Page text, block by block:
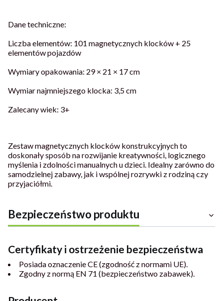
Dane techniczne:
Liczba elementów: 101 magnetycznych klocków + 25
elementów pojazdów
Wymiary opakowania: 29 × 21 × 17 cm
Wymiar najmniejszego klocka: 3,5 cm
Zalecany wiek: 3+
Zestaw magnetycznych klocków konstrukcyjnych to
doskonały sposób na rozwijanie kreatywności, logicznego
myślenia i zdolności manualnych u dzieci. Idealny zarówno do
samodzielnej zabawy, jak i wspólnej rozrywki z rodziną czy
przyjaciółmi.
Bezpieczeństwo produktu
Certyfikaty i ostrzeżenie bezpieczeństwa
Posiada oznaczenie CE (zgodność z normami UE).
Zgodny z normą EN 71 (bezpieczeństwo zabawek).